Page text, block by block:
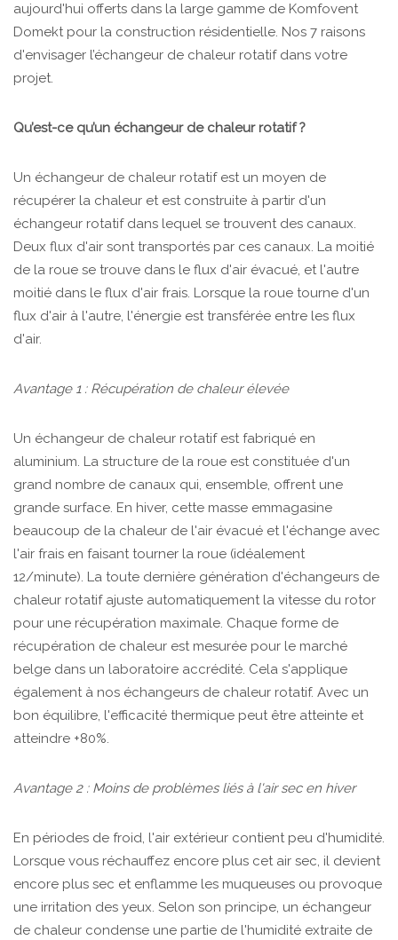
aujourd'hui offerts dans la large gamme de Komfovent
Domekt pour la construction résidentielle. Nos 7 raisons
d'envisager l’échangeur de chaleur rotatif dans votre
projet.
Qu’est-ce qu’un échangeur de chaleur rotatif ?
Un échangeur de chaleur rotatif est un moyen de
récupérer la chaleur et est construite à partir d'un
échangeur rotatif dans lequel se trouvent des canaux.
Deux flux d'air sont transportés par ces canaux. La moitié
de la roue se trouve dans le flux d'air évacué, et l'autre
moitié dans le flux d'air frais. Lorsque la roue tourne d'un
flux d'air à l'autre, l'énergie est transférée entre les flux
d'air.
Avantage 1 : Récupération de chaleur élevée
Un échangeur de chaleur rotatif est fabriqué en
aluminium. La structure de la roue est constituée d'un
grand nombre de canaux qui, ensemble, offrent une
grande surface. En hiver, cette masse emmagasine
beaucoup de la chaleur de l'air évacué et l'échange avec
l'air frais en faisant tourner la roue (idéalement
12/minute). La toute dernière génération d'échangeurs de
chaleur rotatif ajuste automatiquement la vitesse du rotor
pour une récupération maximale. Chaque forme de
récupération de chaleur est mesurée pour le marché
belge dans un laboratoire accrédité. Cela s'applique
également à nos échangeurs de chaleur rotatif. Avec un
bon équilibre, l'efficacité thermique peut être atteinte et
atteindre +80%.
Avantage 2 : Moins de problèmes liés à l'air sec en hiver
En périodes de froid, l'air extérieur contient peu d'humidité.
Lorsque vous réchauffez encore plus cet air sec, il devient
encore plus sec et enflamme les muqueuses ou provoque
une irritation des yeux. Selon son principe, un échangeur
de chaleur condense une partie de l'humidité extraite de